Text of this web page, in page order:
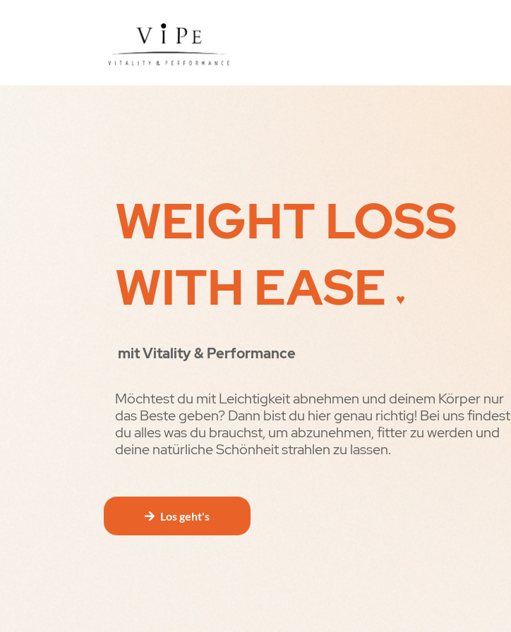
WEIGHT LOSS
WITH EASE ♥
mit Vitality & Performance
Möchtest du mit Leichtigkeit abnehmen und deinem Körper nur
das Beste geben? Dann bist du hier genau richtig! Bei uns findest
du alles was du brauchst, um abzunehmen, fitter zu werden und
deine natürliche Schönheit strahlen zu lassen.
Los geht's